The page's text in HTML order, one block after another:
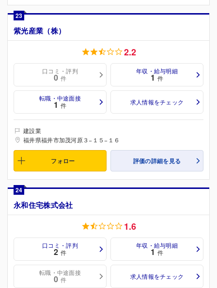
23
紫光産業（株）
2.2
口コミ・評判
0 件
年収・給与明細
1 件
転職・中途面接
1 件 求人情報をチェック
建設業
福井県福井市加茂河原３−１５−１６
フォロー 評価の詳細を見る
24
永和住宅株式会社
1.6
口コミ・評判
2 件
年収・給与明細
1 件
転職・中途面接
0 件 求人情報をチェック